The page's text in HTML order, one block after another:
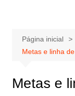
Página inicial
Metas e linha
Metas e